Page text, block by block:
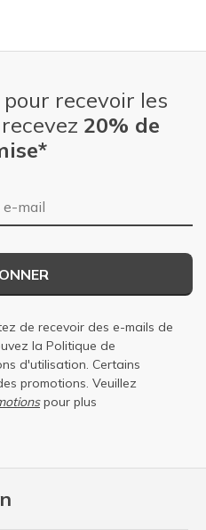
recevoir les
20% de
de recevoir des e-mails de
la Politique de
d'utilisation. Certains
promotions. Veuillez
pour plus